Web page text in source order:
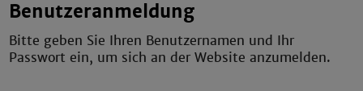
Benutzeranmeldung
Bitte geben Sie Ihren Benutzernamen und Ihr
Passwort ein, um sich an der Website anzumelden.